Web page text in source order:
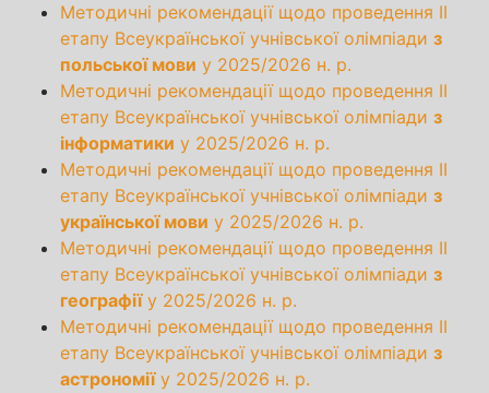
Методичні рекомендації щодо проведення ІІ
етапу Всеукраїнської учнівської олімпіади з
польської мови у 2025/2026 н. р.
Методичні рекомендації щодо проведення ІІ
етапу Всеукраїнської учнівської олімпіади з
інформатики у 2025/2026 н. р.
Методичні рекомендації щодо проведення ІІ
етапу Всеукраїнської учнівської олімпіади з
української мови у 2025/2026 н. р.
Методичні рекомендації щодо проведення ІІ
етапу Всеукраїнської учнівської олімпіади з
географіїу 2025/2026 н. р.
Методичні рекомендації щодо проведення ІІ
етапу Всеукраїнської учнівської олімпіади з
астрономіїу 2025/2026 н. р.